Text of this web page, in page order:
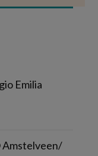
Emilia
Amstelveen/